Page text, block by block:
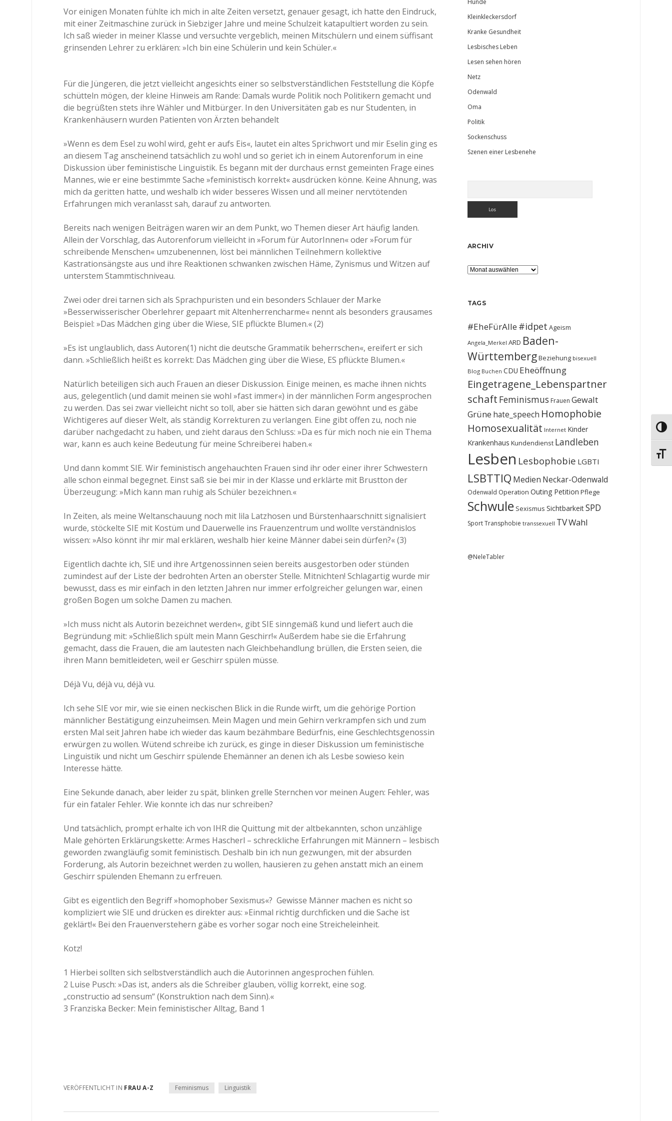
Vor einigen Monaten fühlte ich mich in alte Zeiten versetzt, genauer gesagt, ich hatte den Eindruck,
mit einer Zeitmaschine zurück in Siebziger Jahre und meine Schulzeit katapultiert worden zu sein.
Ich saß wieder in meiner Klasse und versuchte vergeblich, meinen Mitschülern und einem süffisant
grinsenden Lehrer zu erklären: »Ich bin eine Schülerin und kein Schüler.«
Für die Jüngeren, die jetzt vielleicht angesichts einer so selbstverständlichen Feststellung die Köpfe
schütteln mögen, der kleine Hinweis am Rande: Damals wurde Politik noch Politikern gemacht und
die begrüßten stets ihre Wähler und Mitbürger. In den Universitäten gab es nur Studenten, in
Krankenhäusern wurden Patienten von Ärzten behandelt
»Wenn es dem Esel zu wohl wird, geht er aufs Eis«, lautet ein altes Sprichwort und mir Eselin ging es
an diesem Tag anscheinend tatsächlich zu wohl und so geriet ich in einem Autorenforum in eine
Diskussion über feministische Linguistik. Es begann mit der durchaus ernst gemeinten Frage eines
Mannes, wie er eine bestimmte Sache »feministisch korrekt« ausdrücken könne. Keine Ahnung, was
mich da geritten hatte, und weshalb ich wider besseres Wissen und all meiner nervtötenden
Erfahrungen mich veranlasst sah, darauf zu antworten.
Bereits nach wenigen Beiträgen waren wir an dem Punkt, wo Themen dieser Art häufig landen.
Allein der Vorschlag, das Autorenforum vielleicht in »Forum für AutorInnen« oder »Forum für
schreibende Menschen« umzubenennen, löst bei männlichen Teilnehmern kollektive
Kastrationsängste aus und ihre Reaktionen schwanken zwischen Häme, Zynismus und Witzen auf
unterstem Stammtischniveau.
Zwei oder drei tarnen sich als Sprachpuristen und ein besonders Schlauer der Marke
»Besserwisserischer Oberlehrer gepaart mit Altenherrencharme« nennt als besonders grausames
Beispiel: »Das Mädchen ging über die Wiese, SIE pflückte Blumen.« (2)
»Es ist unglaublich, dass Autoren(1) nicht die deutsche Grammatik beherrschen«, ereifert er sich
dann. »Schließlich heißt es korrekt: Das Mädchen ging über die Wiese, ES pflückte Blumen.«
Natürlich beteiligen sich auch Frauen an dieser Diskussion. Einige meinen, es mache ihnen nichts
aus, gelegentlich (und damit meinen sie wohl »fast immer«) in der männlichen Form angesprochen
zu werden. Das sei zwar vielleicht nicht so toll, aber sie hätten sich daran gewöhnt und es gäbe
Wichtigeres auf dieser Welt, als ständig Korrekturen zu verlangen. Eine gibt offen zu, noch nie
darüber nachgedacht zu haben, und zieht daraus den Schluss: »Da es für mich noch nie ein Thema
war, kann es auch keine Bedeutung für meine Schreiberei haben.«
Und dann kommt SIE. Wir feministisch angehauchten Frauen sind ihr oder einer ihrer Schwestern
alle schon einmal begegnet. Einst saß sie bei mir in der Klasse und erklärte mit Brustton der
Überzeugung: »Mich kann man ruhig als Schüler bezeichnen.«
In Zeiten, als meine Weltanschauung noch mit lila Latzhosen und Bürstenhaarschnitt signalisiert
wurde, stöckelte SIE mit Kostüm und Dauerwelle ins Frauenzentrum und wollte verständnislos
wissen: »Also könnt ihr mir mal erklären, weshalb hier keine Männer dabei sein dürfen?« (3)
Eigentlich dachte ich, SIE und ihre Artgenossinnen seien bereits ausgestorben oder stünden
zumindest auf der Liste der bedrohten Arten an oberster Stelle. Mitnichten! Schlagartig wurde mir
bewusst, dass es mir einfach in den letzten Jahren nur immer erfolgreicher gelungen war, einen
großen Bogen um solche Damen zu machen.
»Ich muss nicht als Autorin bezeichnet werden«, gibt SIE sinngemäß kund und liefert auch die
Begründung mit: »Schließlich spült mein Mann Geschirr!« Außerdem habe sie die Erfahrung
gemacht, dass die Frauen, die am lautesten nach Gleichbehandlung brüllen, die Ersten seien, die
ihren Mann bemitleideten, weil er Geschirr spülen müsse.
Déjà Vu, déjà vu, déjà vu.
Ich sehe SIE vor mir, wie sie einen neckischen Blick in die Runde wirft, um die gehörige Portion
männlicher Bestätigung einzuheimsen. Mein Magen und mein Gehirn verkrampfen sich und zum
ersten Mal seit Jahren habe ich wieder das kaum bezähmbare Bedürfnis, eine Geschlechtsgenossin
erwürgen zu wollen. Wütend schreibe ich zurück, es ginge in dieser Diskussion um feministische
Linguistik und nicht um Geschirr spülende Ehemänner an denen ich als Lesbe sowieso kein
Interesse hätte.
Eine Sekunde danach, aber leider zu spät, blinken grelle Sternchen vor meinen Augen: Fehler, was
für ein fataler Fehler. Wie konnte ich das nur schreiben?
Und tatsächlich, prompt erhalte ich von IHR die Quittung mit der altbekannten, schon unzählige
Male gehörten Erklärungskette: Armes Hascherl – schreckliche Erfahrungen mit Männern – lesbisch
geworden zwangläufig somit feministisch. Deshalb bin ich nun gezwungen, mit der absurden
Forderung, als Autorin bezeichnet werden zu wollen, hausieren zu gehen anstatt mich an einem
Geschirr spülenden Ehemann zu erfreuen.
Gibt es eigentlich den Begriff »homophober Sexismus«? Gewisse Männer machen es nicht so
kompliziert wie SIE und drücken es direkter aus: »Einmal richtig durchficken und die Sache ist
geklärt!« Bei den Frauenverstehern gäbe es vorher sogar noch eine Streicheleinheit.
Kotz!
1 Hierbei sollten sich selbstverständlich auch die Autorinnen angesprochen fühlen.
2 Luise Pusch: »Das ist, anders als die Schreiber glauben, völlig korrekt, eine sog.
„constructio ad sensum“ (Konstruktion nach dem Sinn).«
3 Franziska Becker: Mein feministischer Alltag, Band 1
VERÖFFENTLICHT IN FRAU A-Z Feminismus Linguistik
Hunde
Kleinkleckersdorf
Kranke Gesundheit
Lesbisches Leben
Lesen sehen hören
Netz
Odenwald
Oma
Politik
Sockenschuss
Szenen einer Lesbenehe
ARCHIV
Archiv
TAGS
#EheFürAlle#idpet Ageism
Angela_Merkel ARD Baden-
WürttembergBeziehung bisexuell
Blog Buchen CDU Eheöffnung
Eingetragene_Lebenspartner
schaft Feminismus Frauen Gewalt
Grüne hate_speech Homophobie
Homosexualität Internet Kinder
Krankenhaus Kundendienst Landleben
Lesben Lesbophobie LGBTI
LSBTTIQ Medien Neckar-Odenwald
Odenwald Operation Outing Petition Pflege
Schwule Sexismus SichtbarkeitSPD
SportTransphobie transsexuell TVWahl
@NeleTabler